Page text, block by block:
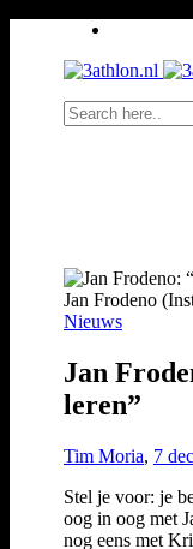
Jan Frodeno
Nieuws
Jan
leren”
Tim Moria, 7
Stel je voor: je
oog in oog met
nog eens met